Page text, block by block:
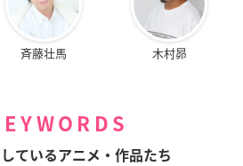
斉藤壮馬 木村昴
ているアニメ・作品たち